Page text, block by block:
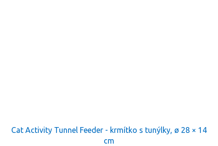
Cat Activity Tunnel Feeder - krmítko s tunýlky, ø 28 × 14
cm